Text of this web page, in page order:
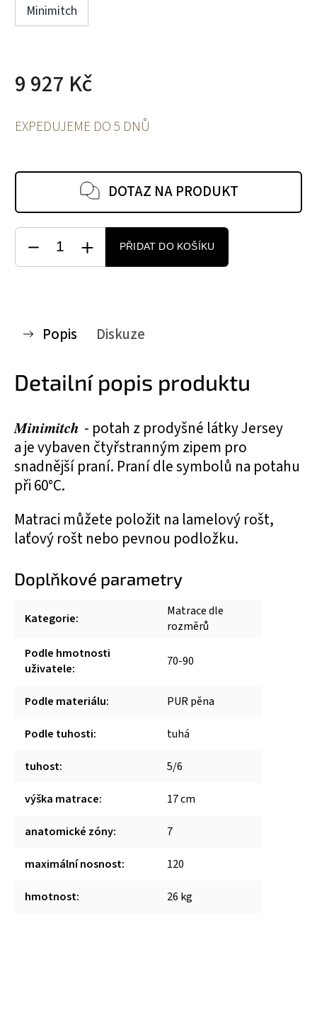
Minimitch
9 927 Kč
EXPEDUJEME DO 5 DNŮ
DOTAZ NA PRODUKT
PŘIDAT DO KOŠÍKU
Popis Diskuze
Detailní popis produktu
Minimitch - potah z prodyšné látky Jersey
a je vybaven čtyřstranným zipem pro
snadnější praní. Praní dle symbolů na potahu
při 60°C.
Matraci můžete položit na lamelový rošt,
laťový rošt nebo pevnou podložku.
Doplňkové parametry
Kategorie:
Matrace dle
rozměrů
Podle hmotnosti
uživatele: 70-90
Podle materiálu: PUR pěna
Podle tuhosti: tuhá
tuhost: 5/6
výška matrace: 17 cm
anatomické zóny: 7
maximální nosnost: 120
hmotnost: 26 kg